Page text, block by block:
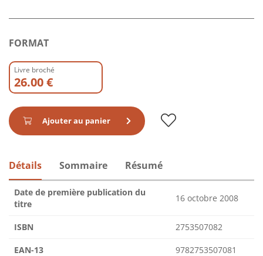
FORMAT
Livre broché
26.00 €
Ajouter au panier
Détails Sommaire Résumé
Date de première publication du
titre
16 octobre 2008
ISBN 2753507082
EAN-13 9782753507081